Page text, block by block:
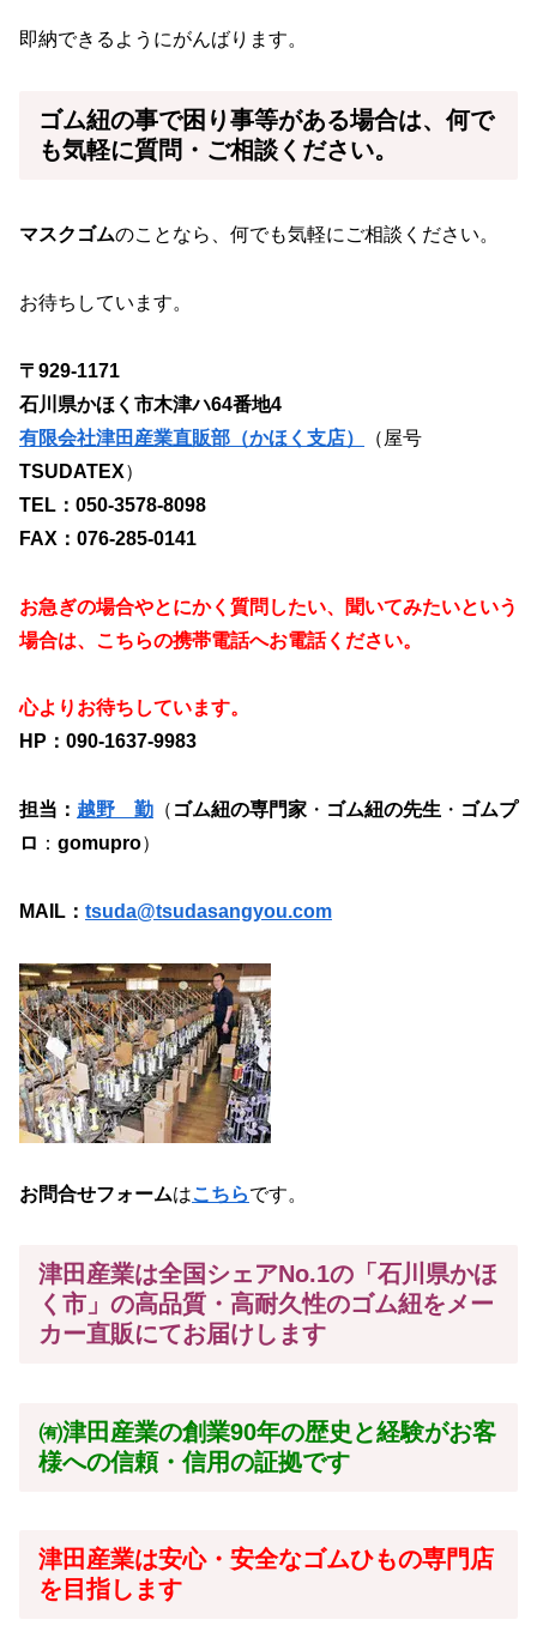
即納できるようにがんばります。
ゴム紐の事で困り事等がある場合は、何で
も気軽に質問・ご相談ください。
マスクゴムのことなら、何でも気軽にご相談ください。
お待ちしています。
〒929-1171
石川県かほく市木津ハ64番地4
有限会社津田産業直販部（かほく支店）
（屋号
TSUDATEX）
TEL：050-3578-8098
FAX：076-285-0141
お急ぎの場合やとにかく質問したい、聞いてみたいという
場合は、こちらの携帯電話へお電話ください。
心よりお待ちしています。
HP：090-1637-9983
担当： 越野 勤 （ ゴム紐の専門家 ・ ゴム紐の先生 ・ ゴムプ
ロ ： gomupro）
MAIL： tsuda@tsudasangyou.com
お問合せフォームはこちらです。
津田産業は全国シェアNo.1の「石川県かほ
く市」の高品質・高耐久性のゴム紐をメー
カー直販にてお届けします
㈲津田産業の創業90年の歴史と経験がお客
様への信頼・信用の証拠です
津田産業は安心・安全なゴムひもの専門店
を目指します